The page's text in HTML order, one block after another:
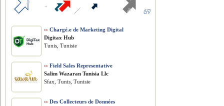
›› Chargé.e de Marketing Digital
Digitax Hub
Tunis, Tunisie
›› Field Sales Representative
Salim Wazaran Tunisia Llc
Sfax, Tunis, Tunisie
›› Des Collecteurs de Données